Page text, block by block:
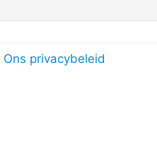
Ons privacybeleid